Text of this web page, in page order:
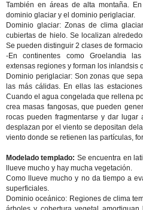
También en áreas de alta montaña.
dominio glaciar y el dominio periglaciar.
Dominio glaciar: Zonas de clima
cubiertas de hielo. Se localizan
Se pueden distinguir 2 clases de
-En continentes como Groelandia
extensas regiones y forman los inlandsis
Dominio periglaciar:Son zonas que
las más cálidas. En ellas las
Cuando el agua congelada que rellena
crea masas fangosas, que pueden
rocas pueden fragmentarse y dar lugar
desplazan por el viento se depositan
viento donde se retienen las partículas,
Modelado templado: Se encuentra en
llueve mucho y hay mucha vegetación.
Como llueve mucho y no da tiempo a
superficiales.
Dominio oceánico: Regiones de clima